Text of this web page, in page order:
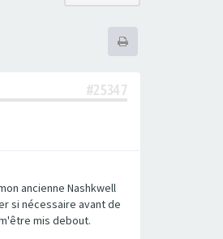
#25347
ancienne Nashkwell
si nécessaire avant de
mis debout.